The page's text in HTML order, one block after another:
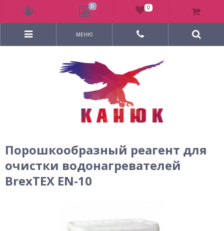
МЕНЮ
Порошкообразный реагент для
очистки водонагревателей
BrexTEX EN-10
0 0